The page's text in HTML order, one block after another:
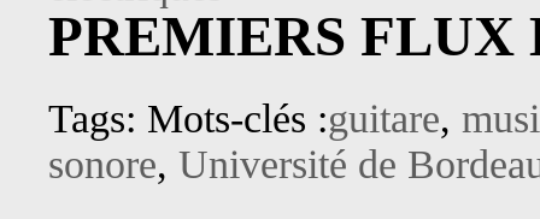
PREMIERS FLUX
Tags: Mots-clés :guitare,
sonore, Université de